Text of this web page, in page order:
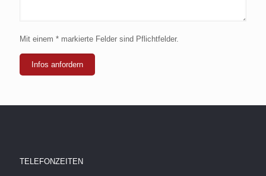
Mit einem * markierte Felder sind Pflichtfelder.
Infos anfordern
TELEFONZEITEN